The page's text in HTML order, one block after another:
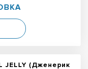
JELLY (Дженерик